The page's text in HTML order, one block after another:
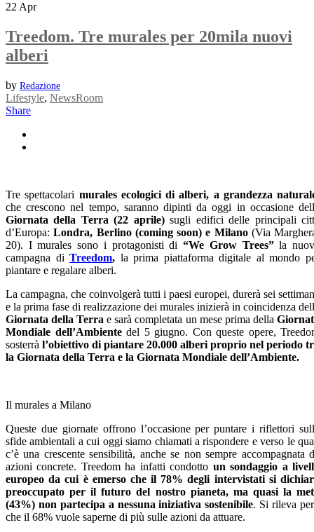
22 Apr
Treedom. Tre murales per 20mila nuovi
alberi
by Redazione
Lifestyle, NewsRoom
Share
Tre spettacolari murales ecologici di alberi, a grandezza
che crescono nel tempo, saranno dipinti da oggi in occasione
Giornata della Terra (22 aprile)sugli edifici delle principali
d’Europa:Londra, Berlino (coming soon) e Milano (Via
20). I murales sono i protagonisti di“We Grow Trees”la
campagna diTreedom, la prima piattaforma digitale al mondo
piantare e regalare alberi.
La campagna, che coinvolgerà tutti i paesi europei, durerà sei
e la prima fase di realizzazione dei murales inizierà in coincidenza
Giornata della Terrae sarà completata un mese prima della
Mondiale dell’Ambientedel 5 giugno. Con queste opere,
sosterrà l’obiettivo di piantare 20.000 alberi proprio nel periodo
la Giornata della Terra e la Giornata Mondiale dell’Ambiente.
Il murales a Milano
Queste due giornate offrono l’occasione per puntare i riflettori
sfide ambientali a cui oggi siamo chiamati a rispondere e verso le
c’è una crescente sensibilità, anche se non sempre accompagnata
azioni concrete. Treedom ha infatti condotto un sondaggio a
europeo da cui è emerso che il 78% degli intervistati si
preoccupato per il futuro del nostro pianeta, ma quasi la
(43%) non partecipa a nessuna iniziativa sostenibile. Si rileva
che il 68% vuole saperne di più sulle azioni da attuare.